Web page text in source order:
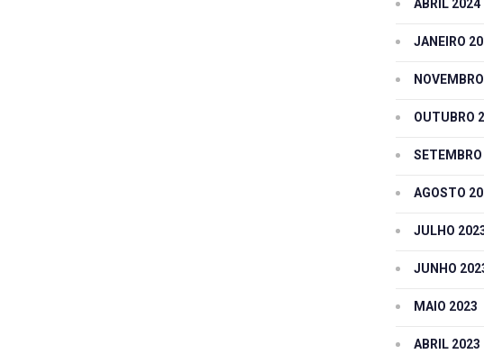
ABRIL 2024
JANEIRO
OUTUBRO
AGOSTO
JULHO
JUNHO
MAIO 2023
ABRIL 2023